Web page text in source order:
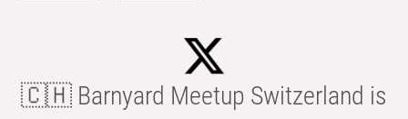
🇨🇭 Barnyard Meetup Switzerland is